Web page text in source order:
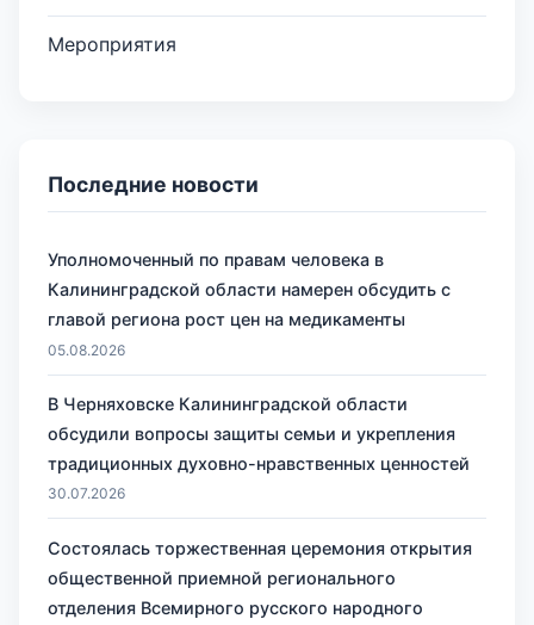
Мероприятия
Последние новости
Уполномоченный по правам человека в
Калининградской области намерен обсудить с
главой региона рост цен на медикаменты
05.08.2026
В Черняховске Калининградской области
обсудили вопросы защиты семьи и укрепления
традиционных духовно-нравственных ценностей
30.07.2026
Состоялась торжественная церемония открытия
общественной приемной регионального
отделения Всемирного русского народного